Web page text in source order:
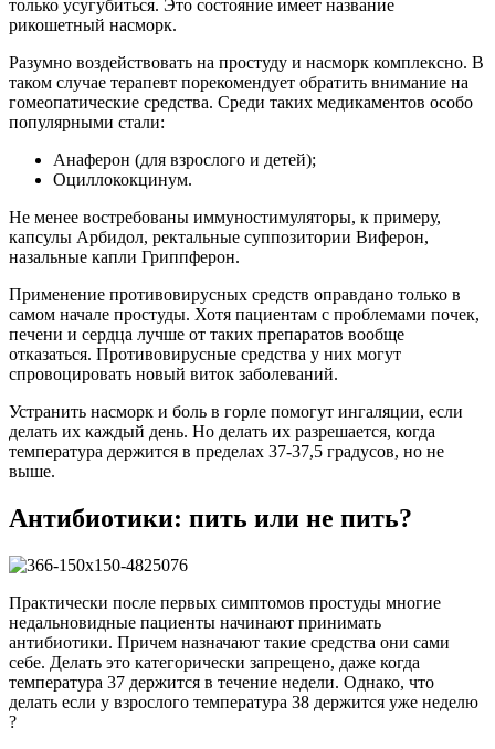
только усугубиться. Это состояние имеет название
рикошетный насморк.
Разумно воздействовать на простуду и насморк комплексно. В
таком случае терапевт порекомендует обратить внимание на
гомеопатические средства. Среди таких медикаментов особо
популярными стали:
Анаферон (для взрослого и детей);
Оциллококцинум.
Не менее востребованы иммуностимуляторы, к примеру,
капсулы Арбидол, ректальные суппозитории Виферон,
назальные капли Гриппферон.
Применение противовирусных средств оправдано только в
самом начале простуды. Хотя пациентам с проблемами почек,
печени и сердца лучше от таких препаратов вообще
отказаться. Противовирусные средства у них могут
спровоцировать новый виток заболеваний.
Устранить насморк и боль в горле помогут ингаляции, если
делать их каждый день. Но делать их разрешается, когда
температура держится в пределах 37-37,5 градусов, но не
выше.
Антибиотики: пить или не пить?
Практически после первых симптомов простуды многие
недальновидные пациенты начинают принимать
антибиотики. Причем назначают такие средства они сами
себе. Делать это категорически запрещено, даже когда
температура 37 держится в течение недели. Однако, что
делать если у взрослого температура 38 держится уже неделю
?